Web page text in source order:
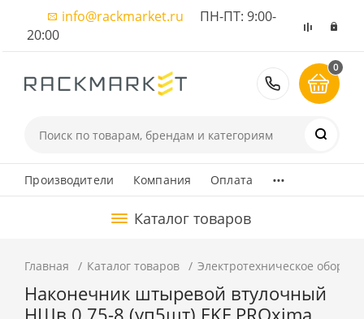
info@rackmarket.ru ПН-ПТ: 9:00-
20:00
8 (495)
0
Производители Компания Оплата ...
Каталог товаров
Главная Каталог товаров Электротехническое
Наконечник штыревой втулочный